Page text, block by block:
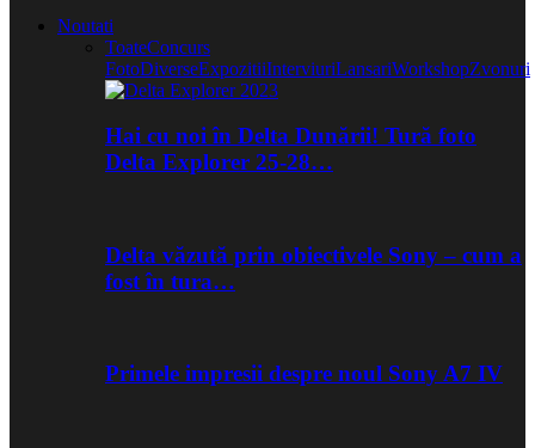
Noutati
ToateConcurs
FotoDiverseExpozitiiInterviuriLansariWorkshopZvonuri
Hai cu noi în Delta Dunării! Tură foto
Delta Explorer 25-28…
Delta văzută prin obiectivele Sony – cum a
fost în tura…
Primele impresii despre noul Sony A7 IV